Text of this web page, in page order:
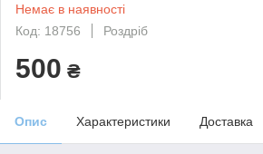
Немає в наявності
Код: 18756
Роздріб
500 ₴
Опис Характеристики Доставка